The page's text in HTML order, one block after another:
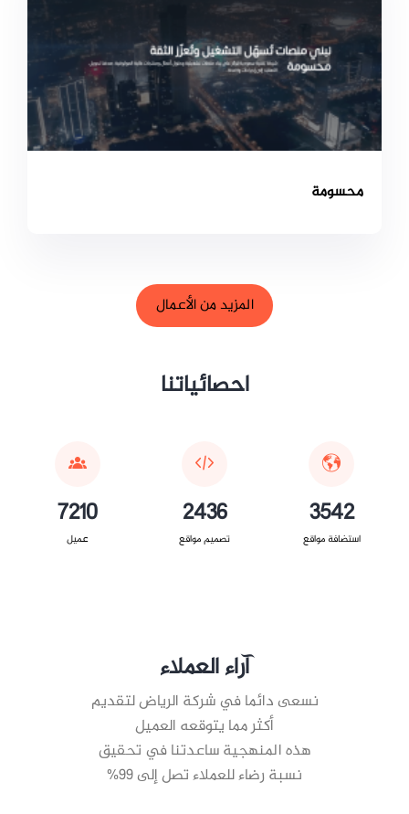
محسومة
المزيد من الأعمال
احصائياتنا
3542
استضافة مواقع
2436
تصميم مواقع
7210
عميل
آراء العملاء
نسعى دائما في شركة الرياض لتقديم
أكثر مما يتوقعه العميل
هذه المنهجية ساعدتنا في تحقيق
نسبة رضاء للعملاء تصل إلى 99%